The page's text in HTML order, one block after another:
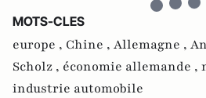
MOTS-CLES
europe , Chine , Allemagne ,
Scholz , économie allemande ,
industrie automobile